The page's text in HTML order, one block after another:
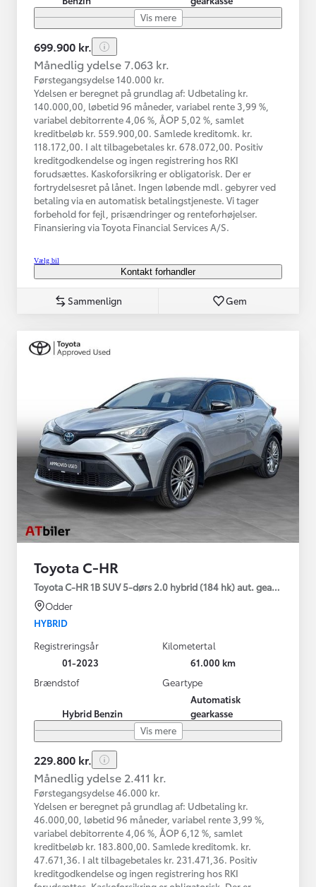
Vis mere
699.900 kr.
Månedlig ydelse 7.063 kr.
Førstegangsydelse 140.000 kr.
Ydelsen er beregnet på grundlag af: Udbetaling kr.
140.000,00, løbetid 96 måneder, variabel rente 3,99 %,
variabel debitorrente 4,06 %, ÅOP 5,02 %, samlet
kreditbeløb kr. 559.900,00. Samlede kreditomk. kr.
118.172,00. I alt tilbagebetales kr. 678.072,00. Positiv
kreditgodkendelse og ingen registrering hos RKI
forudsættes. Kaskoforsikring er obligatorisk. Der er
fortrydelsesret på lånet. Ingen løbende mdl. gebyrer ved
betaling via en automatisk betalingstjeneste. Vi tager
forbehold for fejl, prisændringer og renteforhøjelser.
Finansiering via Toyota Financial Services A/S.
Vælg bil
Kontakt forhandler
Sammenlign Gem
Toyota C-HR
Toyota C-HR 1B SUV 5-dørs 2.0 hybrid (184 hk) aut. gear C-HIC
Odder
HYBRID
Registreringsår
01-2023
Kilometertal
61.000 km
Brændstof
Hybrid Benzin
Geartype
Automatisk
gearkasse
Vis mere
229.800 kr.
Månedlig ydelse 2.411 kr.
Førstegangsydelse 46.000 kr.
Ydelsen er beregnet på grundlag af: Udbetaling kr.
46.000,00, løbetid 96 måneder, variabel rente 3,99 %,
variabel debitorrente 4,06 %, ÅOP 6,12 %, samlet
kreditbeløb kr. 183.800,00. Samlede kreditomk. kr.
47.671,36. I alt tilbagebetales kr. 231.471,36. Positiv
kreditgodkendelse og ingen registrering hos RKI